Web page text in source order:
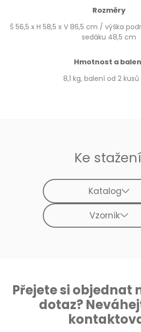
Rozměry
Š 56,5 x H 58,5 x V 86,5 cm / výška
sedáku 48,5 cm
Hmotnost a
8,1 kg, balení od 2 kusů
Ke
Katalog
Vzorník
Přejete si objednat
dotaz?